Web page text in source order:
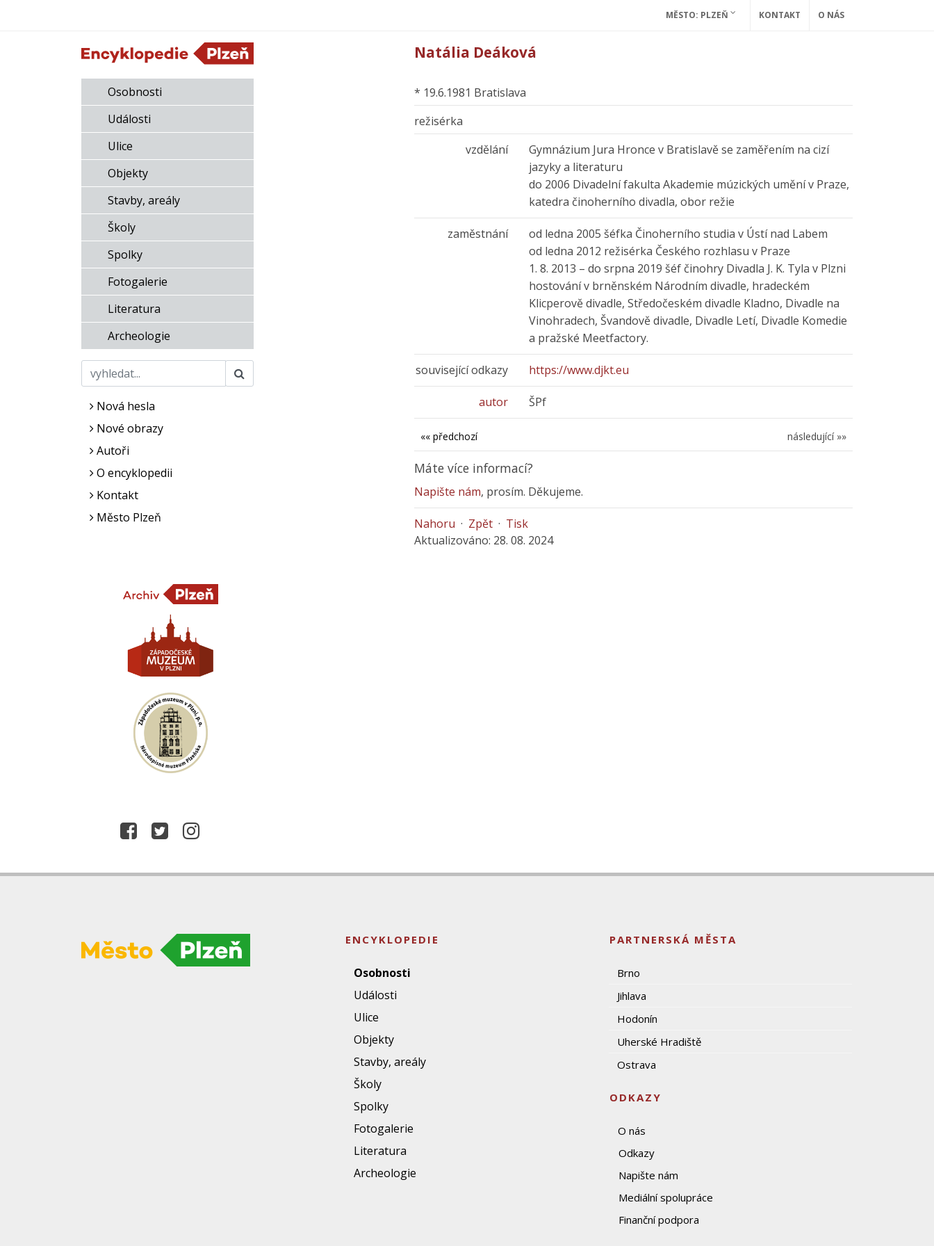
MĚSTO: PLZEŇ KONTAKT O NÁS
Osobnosti
Události
Ulice
Objekty
Stavby, areály
Školy
Spolky
Fotogalerie
Literatura
Archeologie
Nová hesla
Nové obrazy
Autoři
O encyklopedii
Kontakt
Město Plzeň
Natália Deáková
* 19.6.1981 Bratislava
režisérka
vzdělání
Gymnázium Jura Hronce v Bratislavě se zaměřením na cizí
jazyky a literaturu
do 2006 Divadelní fakulta Akademie múzických umění v Praze,
katedra činoherního divadla, obor režie
zaměstnání
od ledna 2005 šéfka Činoherního studia v Ústí nad Labem
od ledna 2012 režisérka Českého rozhlasu v Praze
1. 8. 2013 – do srpna 2019 šéf činohry Divadla J. K. Tyla v Plzni
hostování v brněnském Národním divadle, hradeckém
Klicperově divadle, Středočeském divadle Kladno, Divadle na
Vinohradech, Švandově divadle, Divadle Letí, Divadle Komedie
a pražské Meetfactory.
související odkazy https://www.djkt.eu
autor ŠPf
následující »»
«« předchozí
Máte více informací?
Napište nám, prosím. Děkujeme.
Nahoru · Zpět · Tisk
Aktualizováno: 28. 08. 2024
ENCYKLOPEDIE
Osobnosti
Události
Ulice
Objekty
Stavby, areály
Školy
Spolky
Fotogalerie
Literatura
Archeologie
PARTNERSKÁ MĚSTA
Brno
Jihlava
Hodonín
Uherské Hradiště
Ostrava
ODKAZY
O nás
Odkazy
Napište nám
Mediální spolupráce
Finanční podpora